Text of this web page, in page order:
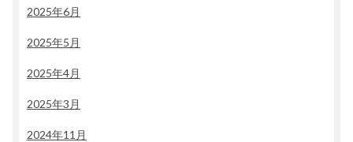
2025年6月
2025年5月
2025年4月
2025年3月
2024年11月